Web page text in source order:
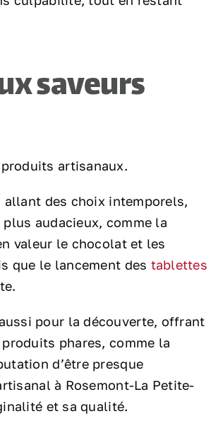
saveurs
artisanaux.
des choix intemporels,
audacieux, comme la
valeur le chocolat et les
que le lancement des tablettes
pour la découverte, offrant
phares, comme la
d’être presque
à Rosemont-La Petite-
et sa qualité.